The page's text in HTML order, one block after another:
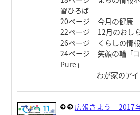
習ひろば
20ページ 今月の健康
22ページ 12月のおし
26ページ くらしの情報
24ページ 笑顔の輪「
Pure」
わが家のアイ
広報さよう 2017